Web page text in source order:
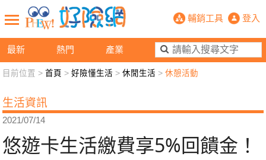
最新 熱門 產業
悠遊卡生活繳費享5%回饋金！最
輔銷工具 登入
新聞觀點 業務交流 好險懂生活
退休先準備 好險學堂 輔銷工具 活動專區
目前位置 >首頁 >好險懂生活 >休閒生活 >休憩活動
生活資訊
2021/07/14
悠遊卡生活繳費享5%回饋金！